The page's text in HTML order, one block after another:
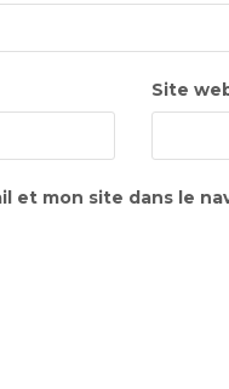
Site
et mon site dans le